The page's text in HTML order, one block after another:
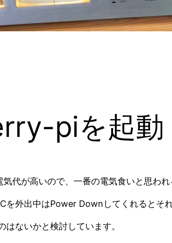
piを起動
代が高いので、一番の電気食いと思わ
を外出中はPower Downしてくれるとそ
ないかと検討しています。